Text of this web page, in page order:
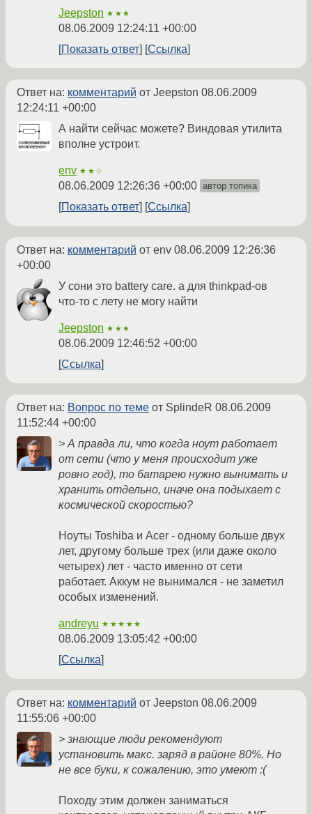
Jeepston ★★★
08.06.2009 12:24:11 +00:00
Показать ответ
Ссылка
Ответ на: комментарий от Jeepston 08.06.2009
12:24:11 +00:00
А найти сейчас можете? Виндовая утилита
вполне устроит.
env ★★☆
08.06.2009 12:26:36 +00:00 автор топика
Показать ответ Ссылка
Ответ на: комментарий от env 08.06.2009 12:26:36
+00:00
У сони это battery care. а для thinkpad-ов
что-то с лету не могу найти
Jeepston ★★★
08.06.2009 12:46:52 +00:00
Ссылка
Ответ на: Вопрос по теме от SplindeR 08.06.2009
11:52:44 +00:00
> А правда ли, что когда ноут работает
от сети (что у меня происходит уже
ровно год), то батарею нужно вынимать и
хранить отдельно, иначе она подыхает с
космической скоростью?
Ноуты Toshiba и Acer - одному больше двух
лет, другому больше трех (или даже около
четырех) лет - часто именно от сети
работает. Аккум не вынимался - не заметил
особых изменений.
andreyu ★★★★★
08.06.2009 13:05:42 +00:00
Ссылка
Ответ на: комментарий от Jeepston 08.06.2009
11:55:06 +00:00
> знающие люди рекомендуют
установить макс. заряд в районе 80%. Но
не все буки, к сожалению, это умеют :(
Походу этим должен заниматься